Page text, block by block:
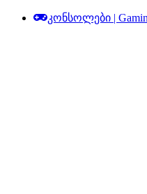
კონსოლები |